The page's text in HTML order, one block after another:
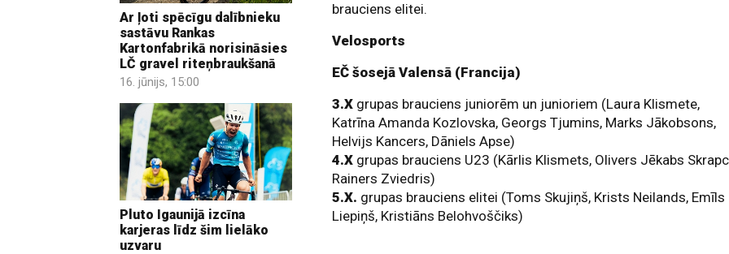
Ar ļoti spēcīgu dalībnieku
sastāvu Rankas
Kartonfabrikā norisināsies
LČ gravel riteņbraukšanā
16. jūnijs, 15:00
Pluto Igaunijā izcīna
karjeras līdz šim lielāko
uzvaru
brauciens elitei.
Velosports
EČ šosejā Valensā (Francija)
3.X grupas brauciens juniorēm un junioriem (Laura Klismete,
Katrīna Amanda Kozlovska, Georgs Tjumins, Marks Jākobsons,
Helvijs Kancers, Dāniels Apse)
4.X grupas brauciens U23 (Kārlis Klismets, Olivers Jēkabs
Rainers Zviedris)
5.X. grupas brauciens elitei (Toms Skujiņš, Krists Neilands, Emīls
Liepiņš, Kristiāns Belohvoščiks)